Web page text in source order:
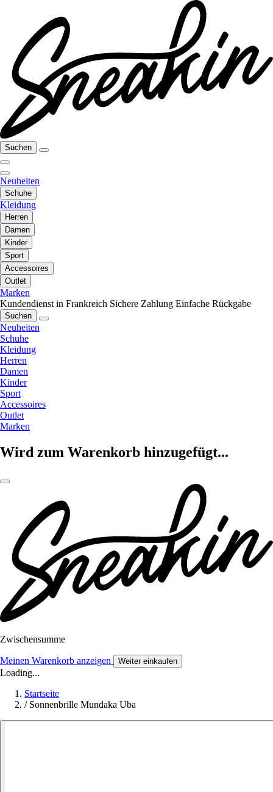
Suchen
Neuheiten
Schuhe
Kleidung
Herren
Damen
Kinder
Sport
Accessoires
Outlet
Marken
Kundendienst in Frankreich Sichere Zahlung Einfache Rückgabe
Suchen
Neuheiten
Schuhe
Kleidung
Herren
Damen
Kinder
Sport
Accessoires
Outlet
Marken
Wird zum Warenkorb hinzugefügt...
Zwischensumme
Meinen Warenkorb anzeigen Weiter einkaufen
Loading...
Startseite
/ Sonnenbrille Mundaka Uba